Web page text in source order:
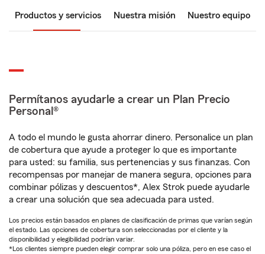
Productos y servicios Nuestra misión Nuestro equipo
Permítanos ayudarle a crear un Plan Precio
Personal®
A todo el mundo le gusta ahorrar dinero. Personalice un plan
de cobertura que ayude a proteger lo que es importante
para usted: su familia, sus pertenencias y sus finanzas. Con
recompensas por manejar de manera segura, opciones para
combinar pólizas y descuentos*, Alex Strok puede ayudarle
a crear una solución que sea adecuada para usted.
Los precios están basados en planes de clasificación de primas que varían según
el estado. Las opciones de cobertura son seleccionadas por el cliente y la
disponibilidad y elegibilidad podrían variar.
*Los clientes siempre pueden elegir comprar solo una póliza, pero en ese caso el